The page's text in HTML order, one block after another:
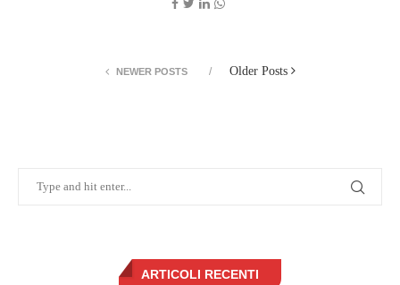
NEWER POSTS Older Posts
ARTICOLI RECENTI